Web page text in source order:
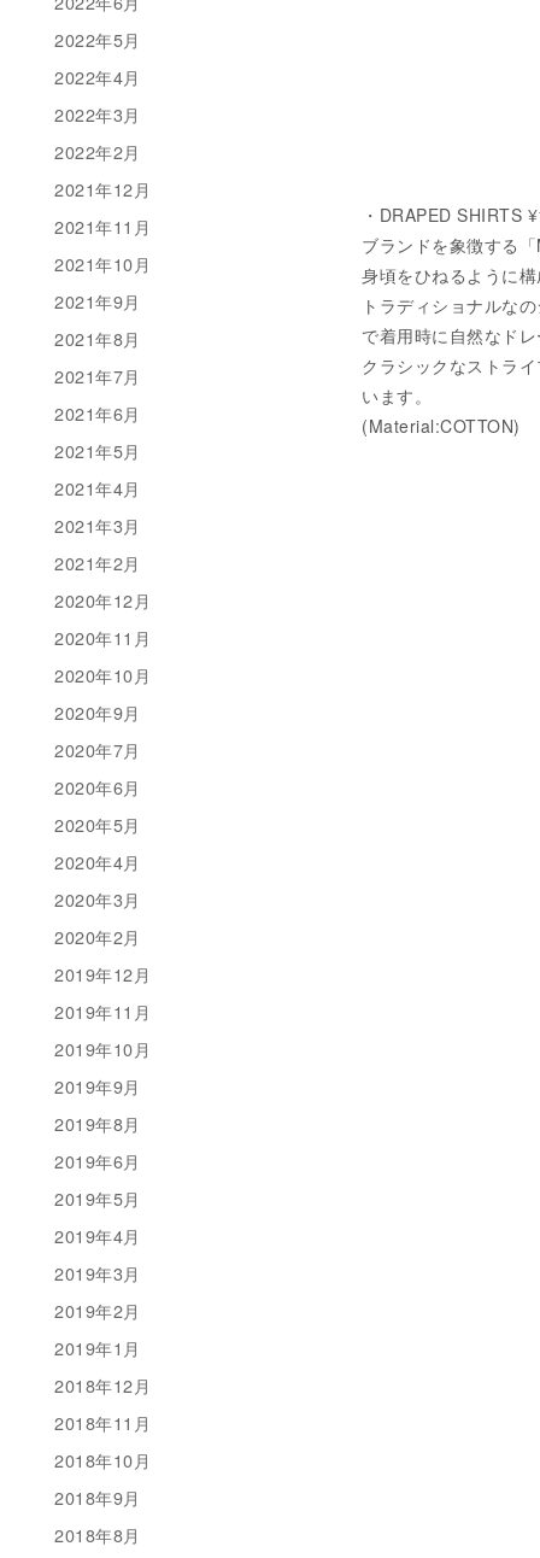
・DRAPED SHIRTS
ブランドを象徴する
身頃をひねるように
トラディショナルな
で着用時に自然なド
クラシックなストラ
います。
(Material:COTTON)
2022年5月
2022年4月
2022年3月
2022年2月
2021年12月
2021年11月
2021年10月
2021年9月
2021年8月
2021年7月
2021年6月
2021年5月
2021年4月
2021年3月
2021年2月
2020年12月
2020年11月
2020年10月
2020年9月
2020年7月
2020年6月
2020年5月
2020年4月
2020年3月
2020年2月
2019年12月
2019年11月
2019年10月
2019年9月
2019年8月
2019年6月
2019年5月
2019年4月
2019年3月
2019年2月
2019年1月
2018年12月
2018年11月
2018年10月
2018年9月
2018年8月